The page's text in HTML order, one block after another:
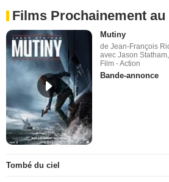
Films Prochainement au
Mutiny
de Jean-François
avec Jason
Film - Action
Bande-annonce
Tombé du ciel